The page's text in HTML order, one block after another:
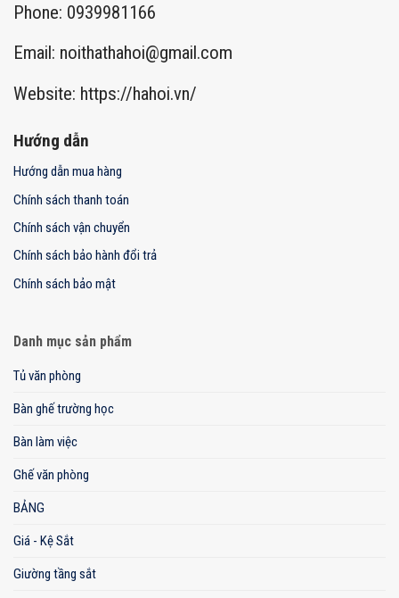
Phone: 0939981166
Email: noithathahoi@gmail.com
Website: https://hahoi.vn/
Hướng dẫn
Hướng dẫn mua hàng
Chính sách thanh toán
Chính sách vận chuyển
Chính sách bảo hành đổi trả
Chính sách bảo mật
Danh mục sản phẩm
Tủ văn phòng
Bàn ghế trường học
Bàn làm việc
Ghế văn phòng
BẢNG
Giá - Kệ Sắt
Giường tầng sắt